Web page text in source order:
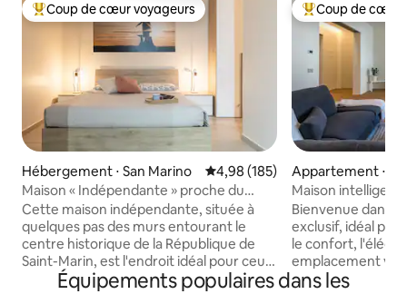
Coups de cœur voyageurs les plus appréciés
Coup de cœur voyageurs
Hébergement ⋅ San Marino Évaluation moyenne sur la
4,98 (185)
Maison « Indépendante » proche du
centre historique
Cette maison indépendante, située à
quelques pas des murs entourant le
centre historique de la République de
Saint-Marin, est l'endroit idéal pour ceux
qui recherchent détente, intimité et une
Coups de cœur
Coup de cœur
Appartement ⋅
Maison
2 salles de bains
Bienvenue dans
exclusif, idéal
le confort,
emplacement
Calme et
Équipements populaires dans les